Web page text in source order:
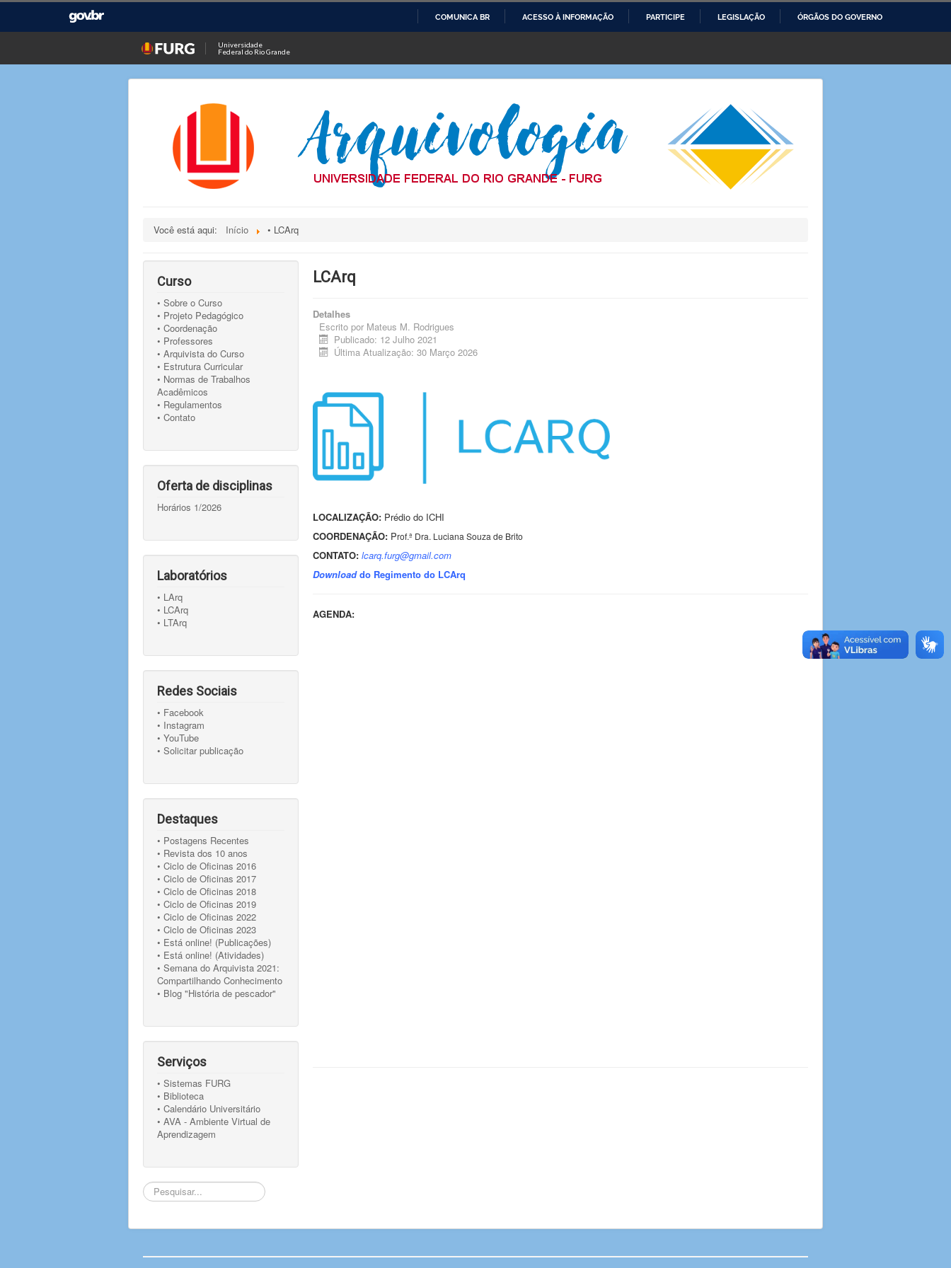
O
CONTEÚDO
COMUNICA BR ACESSO À INFORMAÇÃO PARTICIPE LEGISLAÇÃO ÓRGÃOS DO GOVERNO
Universidade
Federal do Rio Grande
Você está aqui: Início • LCArq
Curso
• Sobre o Curso
• Projeto Pedagógico
• Coordenação
• Professores
• Arquivista do Curso
• Estrutura Curricular
• Normas de Trabalhos
Acadêmicos
• Regulamentos
• Contato
Oferta de disciplinas
Horários 1/2026
Laboratórios
• LArq
• LCArq
• LTArq
Redes Sociais
• Facebook
• Instagram
• YouTube
• Solicitar publicação
Destaques
• Postagens Recentes
• Revista dos 10 anos
• Ciclo de Oficinas 2016
• Ciclo de Oficinas 2017
• Ciclo de Oficinas 2018
• Ciclo de Oficinas 2019
• Ciclo de Oficinas 2022
• Ciclo de Oficinas 2023
• Está online! (Publicações)
• Está online! (Atividades)
• Semana do Arquivista 2021:
Compartilhando Conhecimento
• Blog "História de pescador"
Serviços
• Sistemas FURG
• Biblioteca
• Calendário Universitário
• AVA - Ambiente Virtual de
Aprendizagem
Pesquisar...
LCArq
Detalhes
Escrito por Mateus M. Rodrigues
Publicado: 12 Julho 2021
Última Atualização: 30 Março 2026
LOCALIZAÇÃO: Prédio do ICHI
COORDENAÇÃO: Prof.ª Dra. Luciana Souza de Brito
CONTATO: lcarq.furg@gmail.com
Downloaddo Regimento do LCArq
AGENDA: